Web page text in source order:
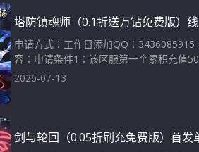
塔防镇魂师（0.1折送万钻免费版）
申请方式：工作日添加QQ：
容：申请条件1：该区服第一个累积充值
2026-07-13
剑与轮回（0.05折刷充免费版）首发